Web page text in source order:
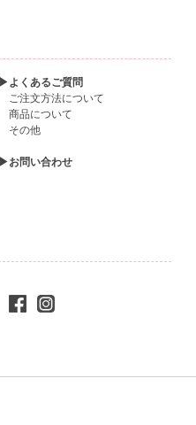
▶よくあるご質問
ご注文方法について
商品について
その他
▶お問い合わせ